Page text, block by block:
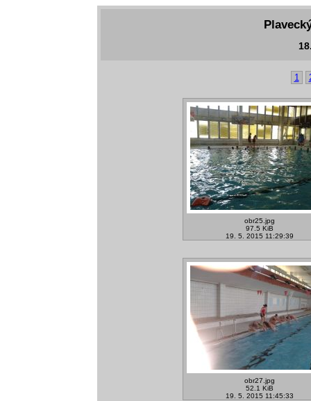
1
obr25.jpg
97.5 KiB
19. 5. 2015 11:29:39
obr27.jpg
52.1 KiB
19. 5. 2015 11:45:33